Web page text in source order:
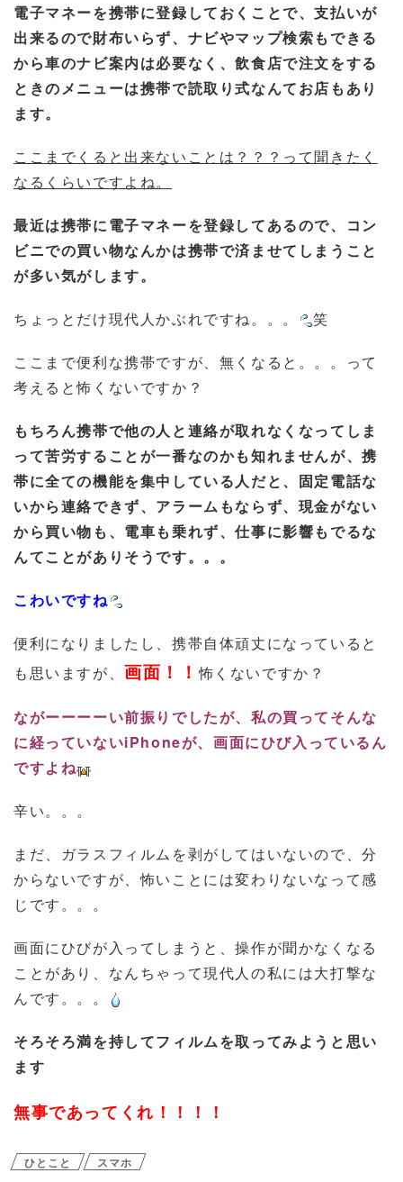
電子マネーを携帯に登録しておくことで、支払いが
出来るので財布いらず、ナビやマップ検索もできる
から車のナビ案内は必要なく、飲食店で注文をする
ときのメニューは携帯で読取り式なんてお店もあり
ます。
ここまでくると出来ないことは？？？って聞きたく
なるくらいですよね。
最近は携帯に電子マネーを登録してあるので、コン
ビニでの買い物なんかは携帯で済ませてしまうこと
が多い気がします。
ちょっとだけ現代人かぶれですね。。。 笑
ここまで便利な携帯ですが、無くなると。。。って
考えると怖くないですか？
もちろん携帯で他の人と連絡が取れなくなってしま
って苦労することが一番なのかも知れませんが、携
帯に全ての機能を集中している人だと、固定電話な
いから連絡できず、アラームもならず、現金がない
から買い物も、電車も乗れず、仕事に影響もでるな
んてことがありそうです。。。
こわいですね
便利になりましたし、携帯自体頑丈になっていると
も思いますが、 画面！！怖くないですか？
ながーーーーい前振りでしたが、私の買ってそんな
に経っていないiPhoneが、画面にひび入っているん
ですよね
辛い。。。
まだ、ガラスフィルムを剥がしてはいないので、分
からないですが、怖いことには変わりないなって感
じです。。。
画面にひびが入ってしまうと、操作が聞かなくなる
ことがあり、なんちゃって現代人の私には大打撃な
んです。。。
そろそろ満を持してフィルムを取ってみようと思い
ます
無事であってくれ！！！！
ひとこと スマホ